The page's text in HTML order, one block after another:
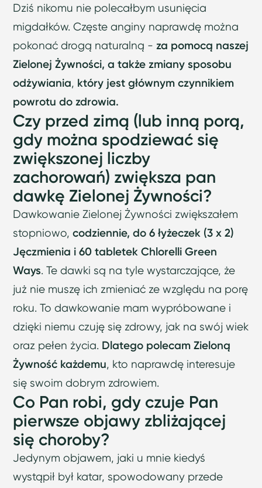
Dziś nikomu nie polecałbym usunięcia
migdałków. Częste anginy naprawdę można
pokonać drogą naturalną - za pomocą naszej
Zielonej Żywności, a także zmiany sposobu
odżywiania, który jest głównym czynnikiem
powrotu do zdrowia.
Czy przed zimą (lub inną porą,
gdy można spodziewać się
zwiększonej liczby
zachorowań) zwiększa pan
dawkę Zielonej Żywności?
Dawkowanie Zielonej Żywności zwiększałem
stopniowo,codziennie, do 6 łyżeczek (3 x 2)
Jęczmienia i 60 tabletek Chlorelli Green
Ways. Te dawki są na tyle wystarczające, że
już nie muszę ich zmieniać ze względu na porę
roku. To dawkowanie mam wypróbowane i
dzięki niemu czuję się zdrowy, jak na swój wiek
oraz pełen życia. Dlatego polecam Zieloną
Żywność każdemu, kto naprawdę interesuje
się swoim dobrym zdrowiem.
Co Pan robi, gdy czuje Pan
pierwsze objawy zbliżającej
się choroby?
Jedynym objawem, jaki u mnie kiedyś
wystąpił był katar, spowodowany przede